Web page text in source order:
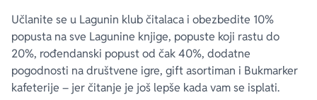
Učlanite se u Lagunin klub čitalaca i obezbedite 10%
popusta na sve Lagunine knjige, popuste koji rastu do
20%, rođendanski popust od čak 40%, dodatne
pogodnosti na društvene igre, gift asortiman i Bukmarker
kafeterije – jer čitanje je još lepše kada vam se isplati.